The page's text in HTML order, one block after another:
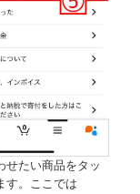
せたい商品をタッ
す。ここでは